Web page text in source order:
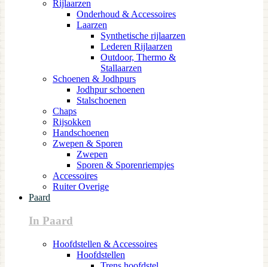
Rijlaarzen
Onderhoud & Accessoires
Laarzen
Synthetische rijlaarzen
Lederen Rijlaarzen
Outdoor, Thermo &
Stallaarzen
Schoenen & Jodhpurs
Jodhpur schoenen
Stalschoenen
Chaps
Rijsokken
Handschoenen
Zwepen & Sporen
Zwepen
Sporen & Sporenriempjes
Accessoires
Ruiter Overige
Paard
In Paard
Hoofdstellen & Accessoires
Hoofdstellen